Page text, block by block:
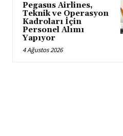
Pegasus Airlines,
Teknik ve Operasyon
Kadroları İçin
Personel Alımı
Yapıyor
4 Ağustos 2026